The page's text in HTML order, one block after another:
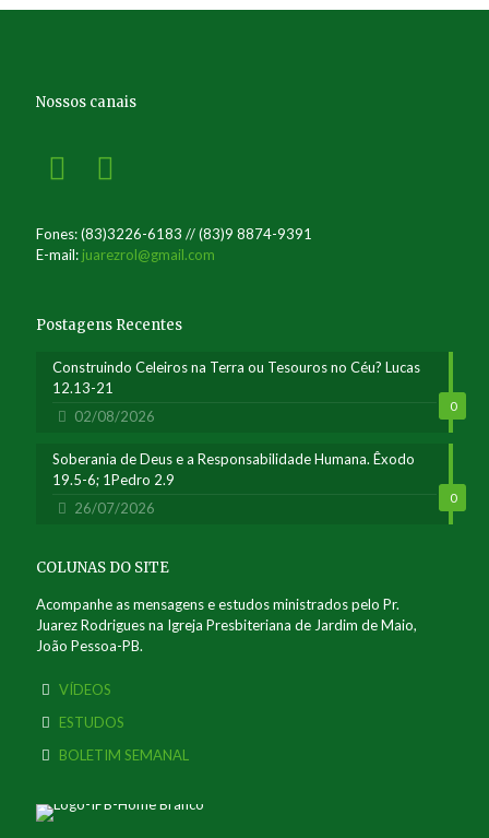
Nossos canais
Fones: (83)3226-6183 // (83)9 8874-9391
E-mail: juarezrol@gmail.com
Postagens Recentes
0
Construindo Celeiros na Terra ou Tesouros no Céu? Lucas
12.13-21
02/08/2026
0
Soberania de Deus e a Responsabilidade Humana. Êxodo
19.5-6; 1Pedro 2.9
26/07/2026
COLUNAS DO SITE
Acompanhe as mensagens e estudos ministrados pelo Pr.
Juarez Rodrigues na Igreja Presbiteriana de Jardim de Maio,
João Pessoa-PB.
VÍDEOS
ESTUDOS
BOLETIM SEMANAL